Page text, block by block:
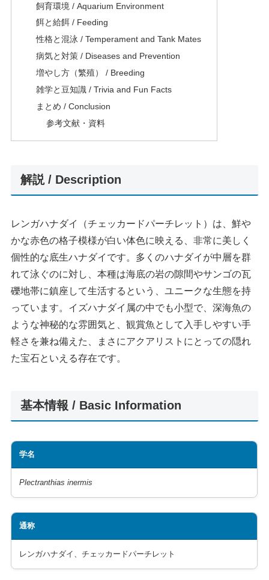
飼育環境 / Aquarium Environment
餌と給餌 / Feeding
性格と混泳 / Temperament and Tank Mates
病気と対策 / Diseases and Prevention
増やし方（繁殖） / Breeding
雑学と豆知識 / Trivia and Fun Facts
まとめ / Conclusion
参考文献・資料
解説 / Description
レンガハナダイ（チェッカードパーチレット）は、鮮や
かな赤色の格子模様が白い体色に映える、非常に美しく
個性的な底生ハナダイです。多くのハナダイが中層を群
れて泳ぐのに対し、本種は海底の岩の隙間やサンゴの瓦
礫地帯に鎮座して生活するという、ユニークな生態を持
っています。イズハナダイ属の中でも小型で、深海魚の
ような神秘的な雰囲気と、観賞魚として入手しやすい手
軽さを兼ね備えた、まさにアクアリストにとっての隠れ
た宝石といえる存在です。
基本情報 / Basic Information
学名
Plectranthias inermis
通称
レンガハナダイ、チェッカードパーチレット